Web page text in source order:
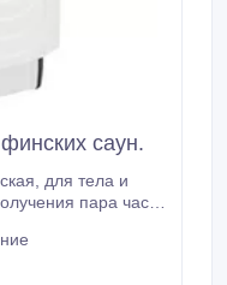
саун.
Кроме того,
для трав или